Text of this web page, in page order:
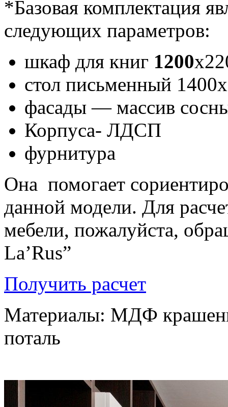
*Базовая комплектация
следующих параметров:
шкаф для книг 1200
стол письменный
фасады — массив
Корпуса- ЛДСП
фурнитура
Она помогает
данной модели. Для
мебели, пожалуйста,
La’Rus”
Получить расчет
Материалы: МДФ
поталь